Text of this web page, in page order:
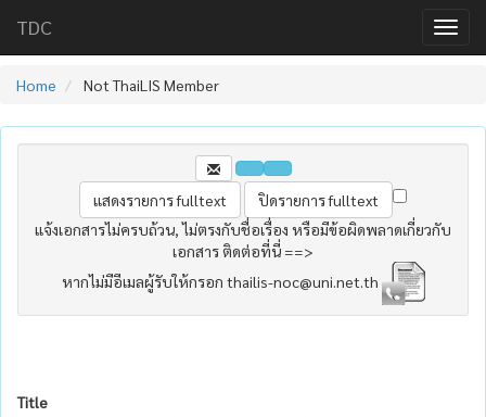
TDC
Home Not ThaiLIS Member
แจ้งเอกสารไม่ครบถ้วน, ไม่ตรงกับชื่อเรื่อง หรือมีข้อผิดพลาดเกี่ยวกับ
เอกสาร ติดต่อที่นี่ ==>
หากไม่มีอีเมลผู้รับให้กรอก thailis-noc@uni.net.th
Title